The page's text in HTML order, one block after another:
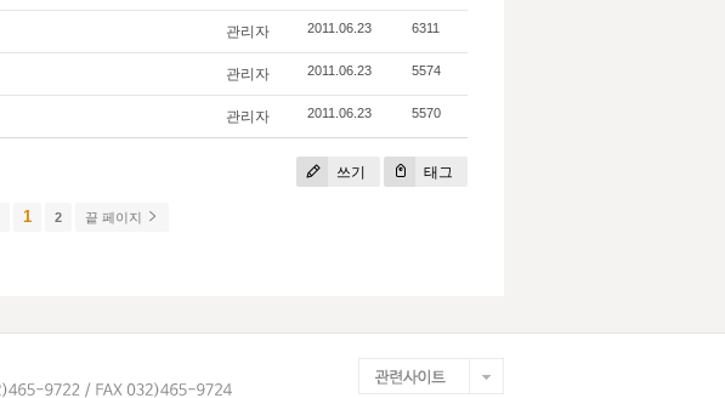
관리자 2011.06.23 6311
관리자 2011.06.23 5574
관리자 2011.06.23 5570
쓰기 태그
1 2 끝 페이지